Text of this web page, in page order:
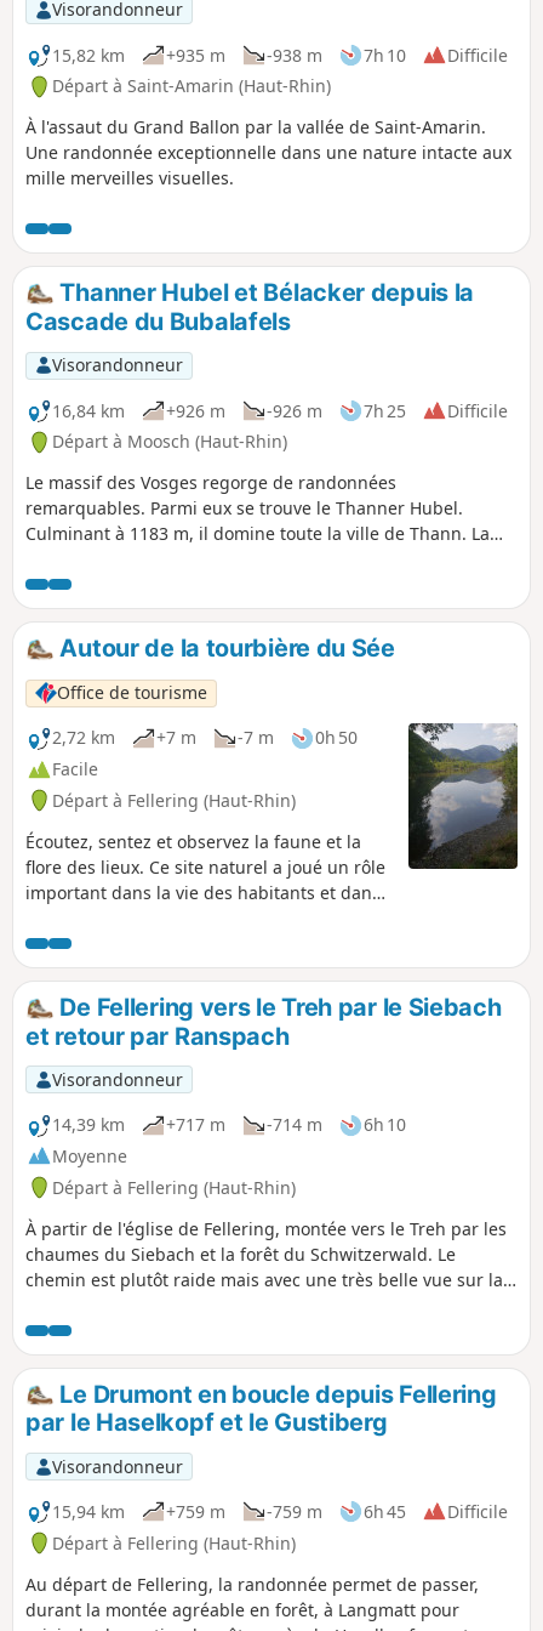
Visorandonneur
15,82 km
+935 m -938 m 7h 10
Difficile
Départ à Saint-Amarin (Haut-Rhin)
À l'assaut du Grand Ballon par la vallée de Saint-Amarin.
Une randonnée exceptionnelle dans une nature intacte aux
mille merveilles visuelles.
Thanner Hubel et Bélacker depuis la
Cascade du Bubalafels
Visorandonneur
16,84 km
+926 m -926 m 7h 25
Difficile
Départ à Moosch (Haut-Rhin)
Le massif des Vosges regorge de randonnées
remarquables. Parmi eux se trouve le Thanner Hubel.
Culminant à 1183 m, il domine toute la ville de Thann. La
jusqu'aux Alpes. L'accès depuis la Cascade de Bubalafels est
le plus rapide : en plus d'offrir un départ au cadre
verdoyant avec une cascade, il offre quelques vues
sympathiques sur la région. Pour ensuite continuer la
balade et profiter d'autres vues, ce circuit chemine sur les
crêtes en direction du Ballon d'Alsace.
Autour de la tourbière du Sée
Office de tourisme
2,72 km
+7 m -7 m
0h 50
Facile
Départ à Fellering (Haut-Rhin)
Écoutez, sentez et observez la faune et la
flore des lieux. Ce site naturel a joué un rôle
important dans la vie des habitants et dans
De Fellering vers le Treh par le Siebach
et retour par Ranspach
Visorandonneur
14,39 km
+717 m -714 m
6h 10
Moyenne
Départ à Fellering (Haut-Rhin)
À partir de l'église de Fellering, montée vers le Treh par les
chaumes du Siebach et la forêt du Schwitzerwald. Le
chemin est plutôt raide mais avec une très belle vue sur la
versant Est jusqu'à Ranspach et le sentier botanique jusqu'à
Fellering.
Le Drumont en boucle depuis Fellering
par le Haselkopf et le Gustiberg
Visorandonneur
15,94 km
+759 m -759 m 6h 45
Difficile
Départ à Fellering (Haut-Rhin)
Au départ de Fellering, la randonnée permet de passer,
durant la montée agréable en forêt, à Langmatt pour